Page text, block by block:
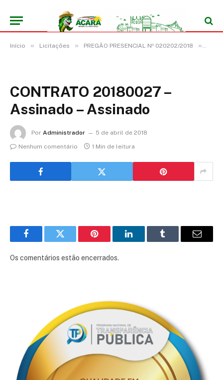
Início » Licitações » PREGÃO PRESENCIAL Nº 020202/2018 »
CONTRATO 20180027 –
Assinado – Assinado
Por Administrador
5 de abril de 2018
Nenhum comentário
1 Min de leitura
FacebookTwitter Pinterest LinkedInTumblr
E-
Os comentários estão encerrados.